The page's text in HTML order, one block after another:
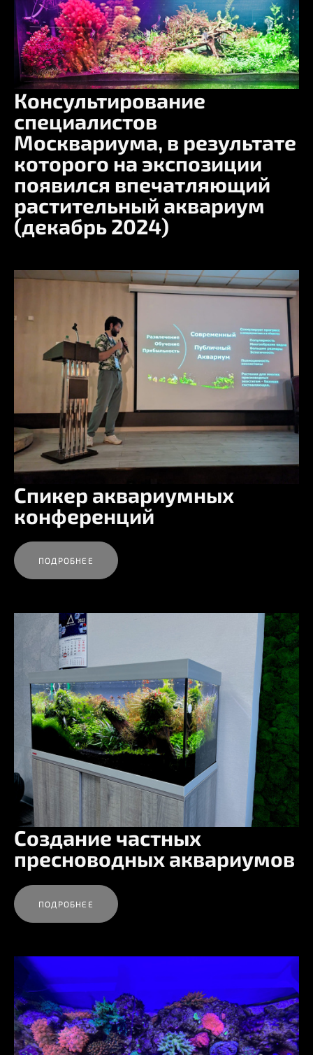
Консультирование
специалистов
Москвариума, в результате
которого на экспозиции
появился впечатляющий
растительный аквариум
(декабрь 2024)
Спикер аквариумных
конференций
ПОДРОБНЕЕ
Создание частных
пресноводных аквариумов
ПОДРОБНЕЕ